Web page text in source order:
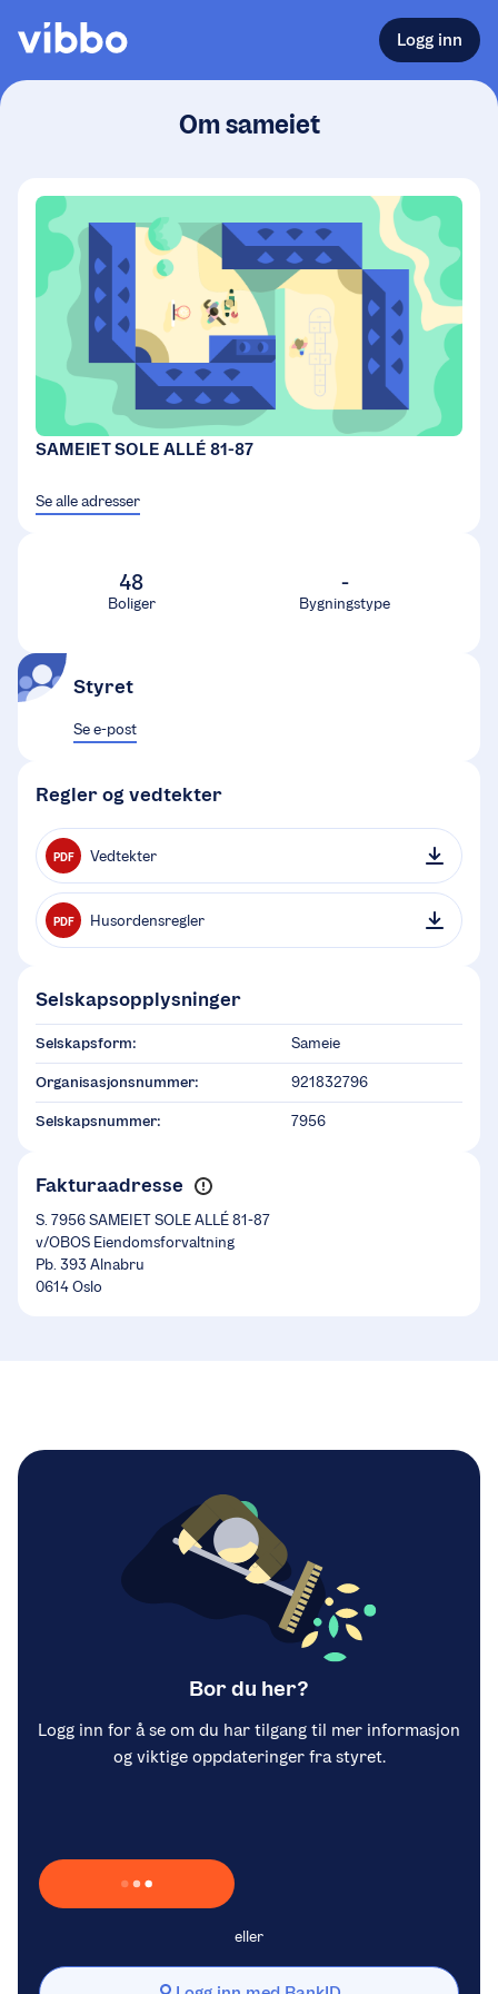
Logg inn
Om sameiet
SAMEIET SOLE ALLÉ 81-87
Se alle adresser
48
Boliger
-
Bygningstype
Styret
Se e-post
Regler og vedtekter
PDF Vedtekter
PDF Husordensregler
Selskapsopplysninger
Selskapsform: Sameie
Organisasjonsnummer: 921832796
Selskapsnummer: 7956
Fakturaadresse
S. 7956 SAMEIET SOLE ALLÉ 81-87
v/OBOS Eiendomsforvaltning
Pb. 393 Alnabru
0614 Oslo
Bor du her?
Logg inn for å se om du har tilgang til mer informasjon
og viktige oppdateringer fra styret.
Laster inn Vipps …
eller